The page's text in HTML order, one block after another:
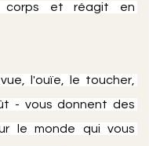
et réagit en
l'ouïe, le toucher,
- vous donnent des
le monde qui vous